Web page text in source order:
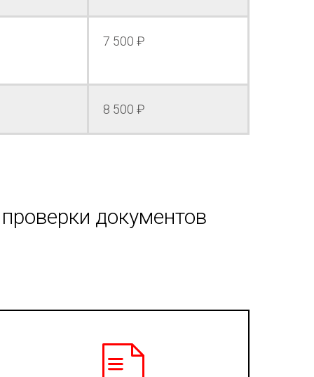
7 500 ₽
8 500 ₽
документов